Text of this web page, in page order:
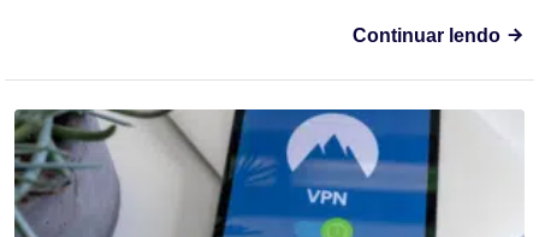
Continuar lendo